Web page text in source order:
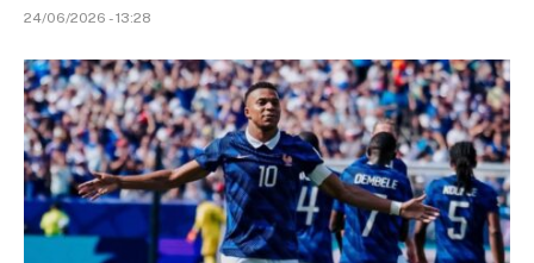
24/06/2026 - 13:28